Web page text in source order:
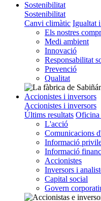
Sostenibilitat
Sostenibilitat
Canvi climàtic Igualtat
Els nostres
Medi ambient
Innovació
Responsabilitat
Prevenció
Qualitat
Accionistes i inversors
Accionistes i inversors
Últims resultats Oficina
L'acció
Comunicacions
Informació
Informació
Accionistes
Inversors i
Capital social
Govern